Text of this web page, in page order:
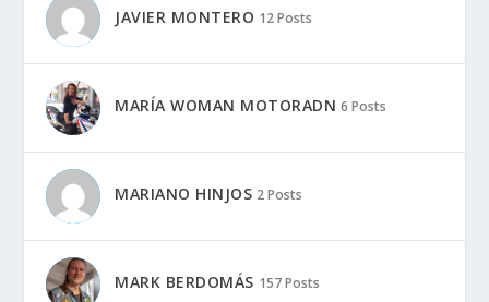
JAVIER MONTERO 12 Posts
MARÍA WOMAN MOTORADN 6 Posts
MARIANO HINJOS 2 Posts
MARK BERDOMÁS 157 Posts